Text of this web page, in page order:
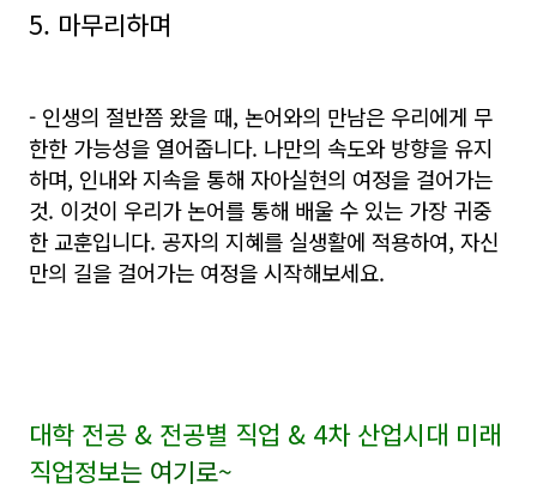
5. 마무리하며
- 인생의 절반쯤 왔을 때, 논어와의 만남은 우리에게 무
한한 가능성을 열어줍니다. 나만의 속도와 방향을 유지
하며, 인내와 지속을 통해 자아실현의 여정을 걸어가는
것. 이것이 우리가 논어를 통해 배울 수 있는 가장 귀중
한 교훈입니다. 공자의 지혜를 실생활에 적용하여, 자신
만의 길을 걸어가는 여정을 시작해보세요.
대학 전공 & 전공별 직업 & 4차 산업시대 미래
직업정보는 여기로~